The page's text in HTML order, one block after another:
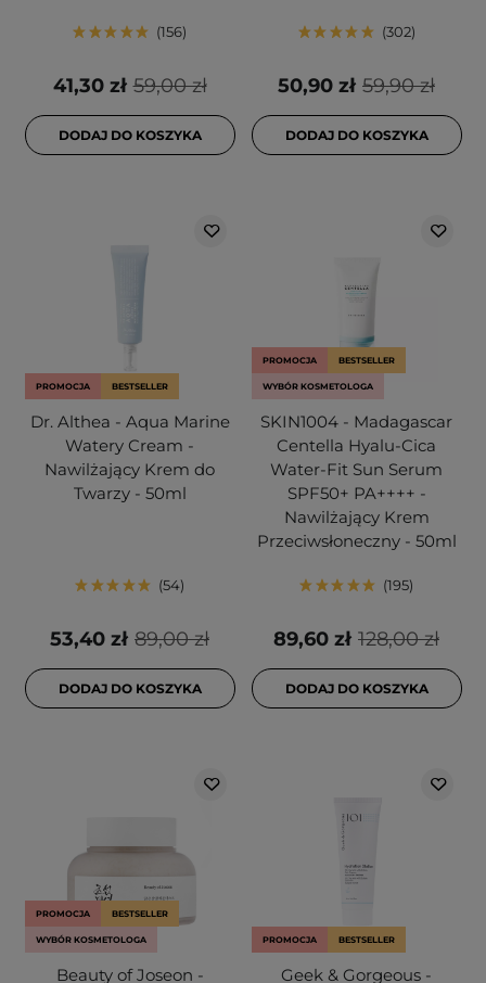
156
59,00 zł
41,30 zł
DODAJ DO KOSZYKA
302
59,90 zł
50,90 zł
DODAJ DO KOSZYKA
PROMOCJA BESTSELLER
Dr. Althea - Aqua Marine
Watery Cream -
Nawilżający Krem do
Twarzy - 50ml
54
89,00 zł
53,40 zł
DODAJ DO KOSZYKA
PROMOCJA BESTSELLER
WYBÓR KOSMETOLOGA
SKIN1004 - Madagascar
Centella Hyalu-Cica
Water-Fit Sun Serum
SPF50+ PA++++ -
Nawilżający Krem
Przeciwsłoneczny - 50ml
195
128,00 zł
89,60 zł
DODAJ DO KOSZYKA
PROMOCJA BESTSELLER
WYBÓR KOSMETOLOGA
Beauty of Joseon -
PROMOCJA BESTSELLER
Geek & Gorgeous -